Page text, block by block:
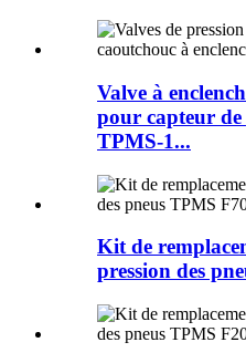
Valve à
pour capteur de
TPMS-1...
Kit de
pression des